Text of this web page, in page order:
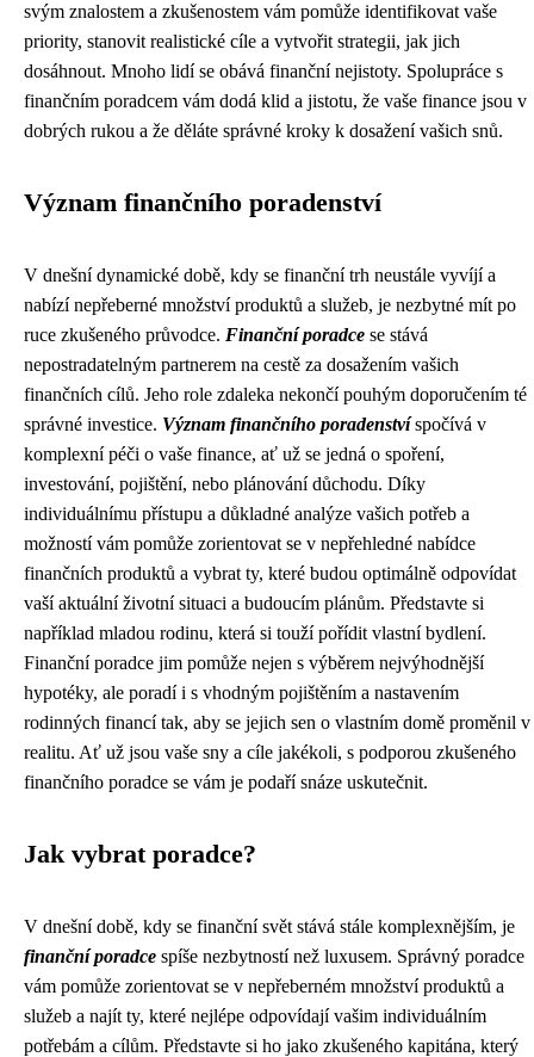
svým znalostem a zkušenostem vám pomůže identifikovat vaše
priority, stanovit realistické cíle a vytvořit strategii, jak jich
dosáhnout. Mnoho lidí se obává finanční nejistoty. Spolupráce s
finančním poradcem vám dodá klid a jistotu, že vaše finance jsou v
dobrých rukou a že děláte správné kroky k dosažení vašich snů.
Význam finančního poradenství
V dnešní dynamické době, kdy se finanční trh neustále vyvíjí a
nabízí nepřeberné množství produktů a služeb, je nezbytné mít po
ruce zkušeného průvodce. Finanční poradce se stává
nepostradatelným partnerem na cestě za dosažením vašich
finančních cílů. Jeho role zdaleka nekončí pouhým doporučením té
správné investice. Význam finančního poradenstvíspočívá v
komplexní péči o vaše finance, ať už se jedná o spoření,
investování, pojištění, nebo plánování důchodu. Díky
individuálnímu přístupu a důkladné analýze vašich potřeb a
možností vám pomůže zorientovat se v nepřehledné nabídce
finančních produktů a vybrat ty, které budou optimálně odpovídat
vaší aktuální životní situaci a budoucím plánům. Představte si
například mladou rodinu, která si touží pořídit vlastní bydlení.
Finanční poradce jim pomůže nejen s výběrem nejvýhodnější
hypotéky, ale poradí i s vhodným pojištěním a nastavením
rodinných financí tak, aby se jejich sen o vlastním domě proměnil v
realitu. Ať už jsou vaše sny a cíle jakékoli, s podporou zkušeného
finančního poradce se vám je podaří snáze uskutečnit.
Jak vybrat poradce?
V dnešní době, kdy se finanční svět stává stále komplexnějším, je
finanční poradce spíše nezbytností než luxusem. Správný poradce
vám pomůže zorientovat se v nepřeberném množství produktů a
služeb a najít ty, které nejlépe odpovídají vašim individuálním
potřebám a cílům. Představte si ho jako zkušeného kapitána, který